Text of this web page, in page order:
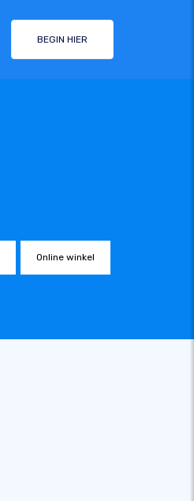
BEGIN HIER
Online winkel